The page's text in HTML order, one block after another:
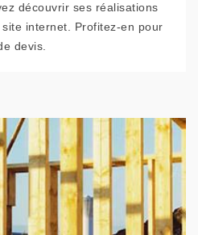
découvrir ses réalisations
internet. Profitez-en pour
devis.